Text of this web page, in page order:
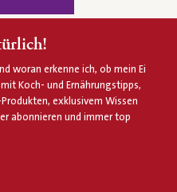
woran erkenne ich, ob mein Ei
Koch- und Ernährungstipps,
exklusivem Wissen
abonnieren und immer top